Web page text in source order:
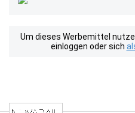
Um dieses Werbemittel
einloggen oder sich